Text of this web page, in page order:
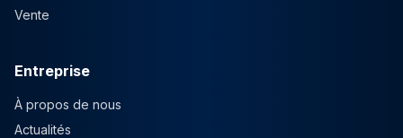
Vente
Entreprise
À propos de nous
Actualités